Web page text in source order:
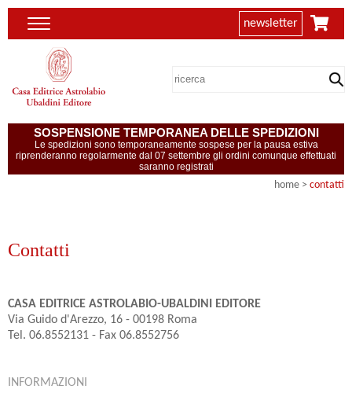
newsletter
SOSPENSIONE TEMPORANEA DELLE SPEDIZIONI
Le spedizioni sono temporaneamente sospese per la pausa estiva
riprenderanno regolarmente dal 07 settembre gli ordini comunque effettuati
saranno registrati
home > contatti
Contatti
CASA EDITRICE ASTROLABIO-UBALDINI EDITORE
Via Guido d'Arezzo, 16 - 00198 Roma
Tel. 06.8552131 - Fax 06.8552756
INFORMAZIONI